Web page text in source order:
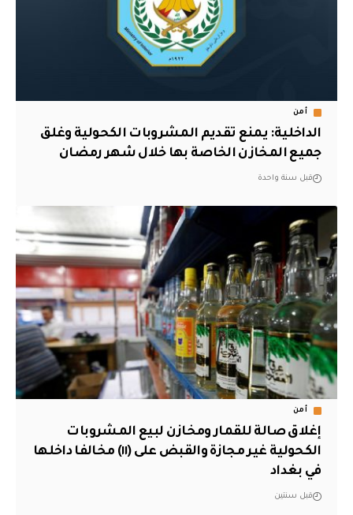
أمن
الداخلية: يمنع تقديم المشروبات الكحولية وغلق
جميع المخازن الخاصة بها خلال شهر رمضان
قبل سنة واحدة
أمن
إغلاق صالة للقمار ومخازن لبيع المشروبات
الكحولية غير مجازة والقبض على (١١) مخالفا داخلها
في بغداد
قبل سنتين